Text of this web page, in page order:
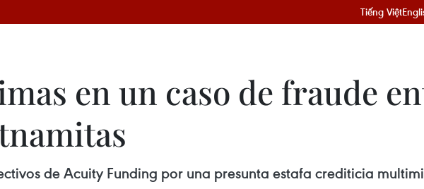
Tiếng Việt
en un caso de fraude
de Acuity Funding por una presunta estafa crediticia